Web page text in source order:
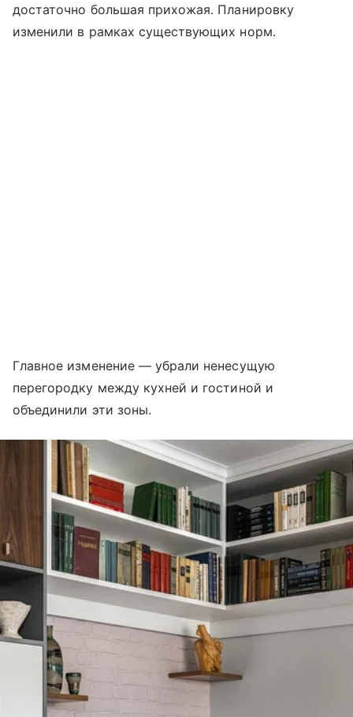
достаточно большая прихожая. Планировку
изменили в рамках существующих норм.
Главное изменение — убрали ненесущую
перегородку между кухней и гостиной и
объединили эти зоны.